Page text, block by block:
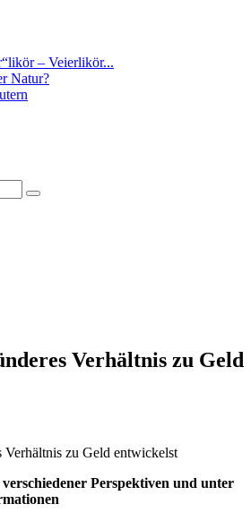
– Veierlikör...
Natur?
Verhältnis zu Geld
Perspektiven und unter